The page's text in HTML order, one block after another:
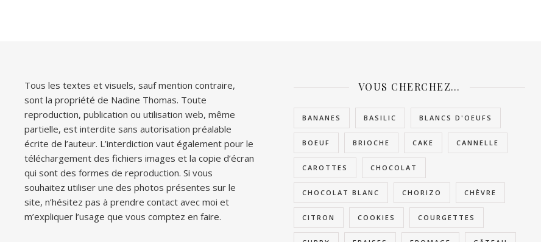
Tous les textes et visuels, sauf mention contraire,
sont la propriété de Nadine Thomas. Toute
reproduction, publication ou utilisation web, même
partielle, est interdite sans autorisation préalable
écrite de l’auteur. L’interdiction vaut également pour le
téléchargement des fichiers images et la copie d’écran
qui sont des formes de reproduction. Si vous
souhaitez utiliser une des photos présentes sur le
site, n’hésitez pas à prendre contact avec moi et
m’expliquer l’usage que vous comptez en faire.
VOUS CHERCHEZ…
BANANES BASILIC BLANCS D'OEUFS
BOEUF BRIOCHE CAKE CANNELLE
CAROTTES CHOCOLAT
CHOCOLAT BLANC CHORIZO CHÈVRE
CITRON COOKIES COURGETTES